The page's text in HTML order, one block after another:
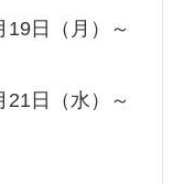
日（月）～
日（水）～